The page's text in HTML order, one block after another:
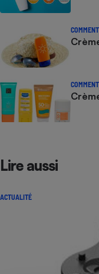
Lire aussi
ACTUALITÉ